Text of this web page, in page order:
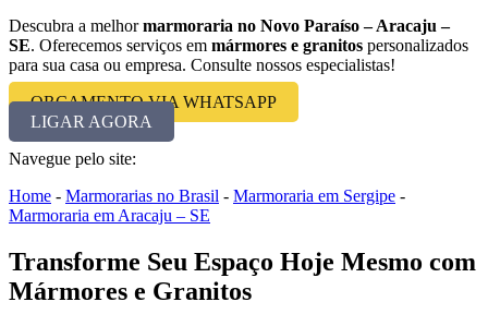
Descubra a melhormarmoraria no Novo Paraíso – Aracaju –
SE. Oferecemos serviços em mármores e granitos personalizados
para sua casa ou empresa. Consulte nossos especialistas!
ORÇAMENTO VIA WHATSAPP
LIGAR AGORA
Navegue pelo site:
Home - Marmorarias no Brasil - Marmoraria em Sergipe -
Marmoraria em Aracaju – SE
Transforme Seu Espaço Hoje Mesmo com
Mármores e Granitos